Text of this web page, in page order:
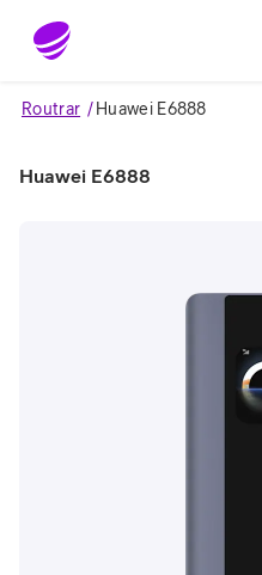
Gå till sidans innehåll
Routrar Huawei E6888
Huawei E6888